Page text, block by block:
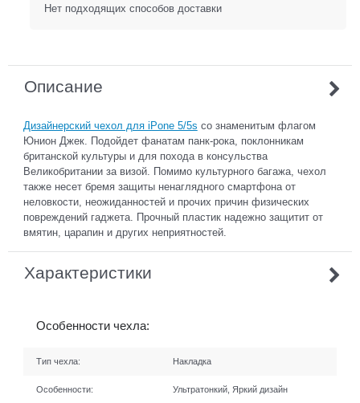
Нет подходящих способов доставки
Описание
Дизайнерский чехол для iPone 5/5s со знаменитым флагом
Юнион Джек. Подойдет фанатам панк-рока, поклонникам
британской культуры и для похода в консульства
Великобритании за визой. Помимо культурного багажа, чехол
также несет бремя защиты ненаглядного смартфона от
неловкости, неожиданностей и прочих причин физических
повреждений гаджета. Прочный пластик надежно защитит от
вмятин, царапин и других неприятностей.
Характеристики
Особенности чехла:
Тип чехла: Накладка
Особенности: Ультратонкий, Яркий дизайн